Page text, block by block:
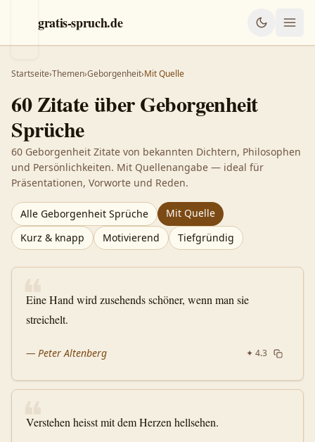
gratis-spruch.de
Startseite›Themen›Geborgenheit›Mit Quelle
60 Zitate überGeborgenheit
Sprüche
60 Geborgenheit Zitate von bekannten Dichtern, Philosophen
und Persönlichkeiten. Mit Quellenangabe — ideal für
Präsentationen, Vorworte und Reden.
Alle Geborgenheit Sprüche
Mit Quelle
Kurz & knapp
Motivierend Tiefgründig
❝
Eine Hand wird zusehends schöner, wenn man sie
streichelt.
— Peter Altenberg ✦ 4.3
❝
Verstehen heisst mit dem Herzen hellsehen.